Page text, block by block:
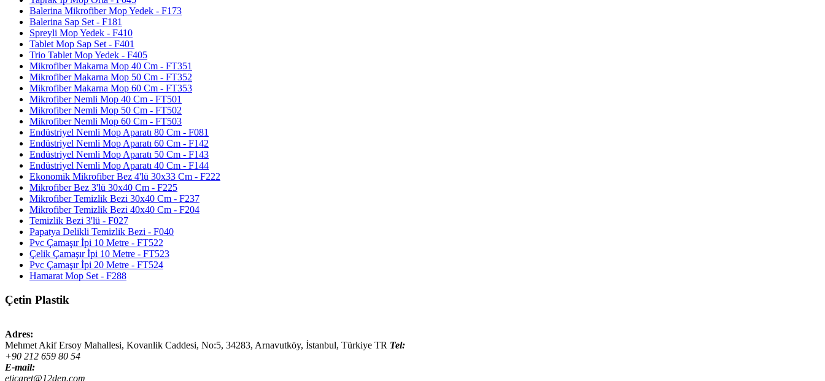
Balerina Mikrofiber Mop Yedek - F173
Balerina Sap Set - F181
Spreyli Mop Yedek - F410
Tablet Mop Sap Set - F401
Trio Tablet Mop Yedek - F405
Mikrofiber Makarna Mop 40 Cm - FT351
Mikrofiber Makarna Mop 50 Cm - FT352
Mikrofiber Makarna Mop 60 Cm - FT353
Mikrofiber Nemli Mop 40 Cm - FT501
Mikrofiber Nemli Mop 50 Cm - FT502
Mikrofiber Nemli Mop 60 Cm - FT503
Endüstriyel Nemli Mop Aparatı 80 Cm - F081
Endüstriyel Nemli Mop Aparatı 60 Cm - F142
Endüstriyel Nemli Mop Aparatı 50 Cm - F143
Endüstriyel Nemli Mop Aparatı 40 Cm - F144
Ekonomik Mikrofiber Bez 4'lü 30x33 Cm - F222
Mikrofiber Bez 3'lü 30x40 Cm - F225
Mikrofiber Temizlik Bezi 30x40 Cm - F237
Mikrofiber Temizlik Bezi 40x40 Cm - F204
Temizlik Bezi 3'lü - F027
Papatya Delikli Temizlik Bezi - F040
Pvc Çamaşır İpi 10 Metre - FT522
Çelik Çamaşır İpi 10 Metre - FT523
Pvc Çamaşır İpi 20 Metre - FT524
Hamarat Mop Set - F288
Çetin Plastik
Adres:
Mehmet Akif Ersoy Mahallesi, Kovanlik Caddesi, No:5, 34283, Arnavutköy, İstanbul, Türkiye TR Tel:
+90 212 659 80 54
E-mail:
eticaret@12den.com